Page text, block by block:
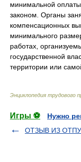
минимальной
законом. Органы
компенсационных
минимального
работах,
государственной
территории или
Энциклопедия трудового
Игры ⚽
Нужно
ОТЗЫВ ИЗ